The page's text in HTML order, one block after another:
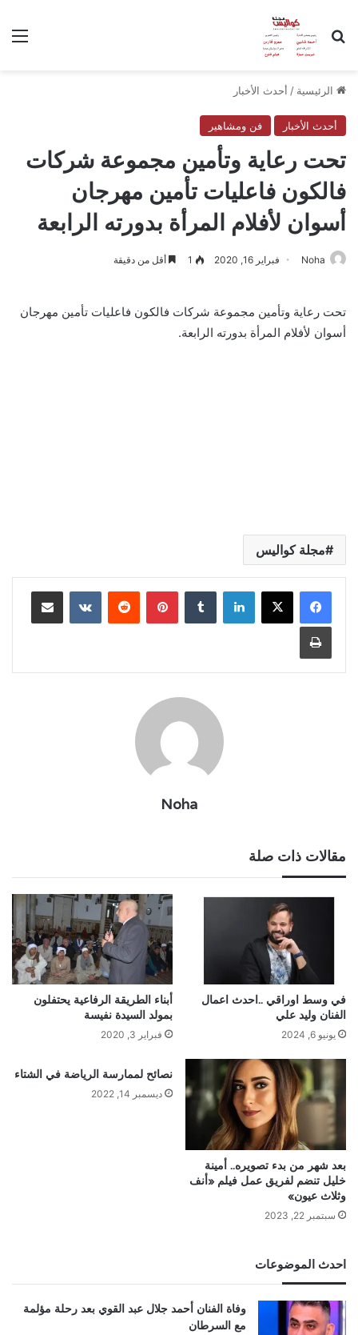
بحث عن
الرئيسية / أحدث الأخبار
أحدث الأخبار فن ومشاهير
تحت رعاية وتأمين مجموعة شركات
فالكون فاعليات تأمين مهرجان
أسوان لأفلام المرأة بدورته الرابعة
Noha فبراير 16, 2020 1 أقل من دقيقة
تحت رعاية وتأمين مجموعة شركات فالكون فاعليات تأمين مهرجان
أسوان لأفلام المرأة بدورته الرابعة.
مجلة كواليس
لينكدإن بينتيريست مشاركة عبر البريد
طباعة
Noha
مقالات ذات صلة
في وسط اوراقي ..احدث اعمال
الفنان وليد علي
يونيو 6, 2024
أبناء الطريقة الرفاعية يحتفلون
بمولد السيدة نفيسة
فبراير 3, 2020
بعد شهر من بدء تصويره.. أمينة
خليل تنضم لفريق عمل فيلم «أنف
وثلاث عيون»
سبتمبر 22, 2023
نصائح لممارسة الرياضة في الشتاء
ديسمبر 14, 2022
احدث الموضوعات
وفاة الفنان أحمد جلال عبد القوي بعد رحلة مؤلمة
مع السرطان